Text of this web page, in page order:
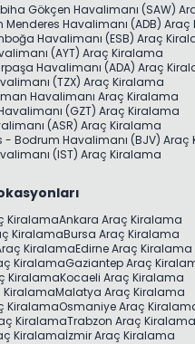
Gökçen Havalimanı (SAW)
Menderes Havalimanı (ADB)
Havalimanı (ESB) Araç
(AYT) Araç Kiralama
Havalimanı (ADA) Araç
(TZX) Araç Kiralama
Havalimanı Araç Kiralama
(GZT) Araç Kiralama
(ASR) Araç Kiralama
- Bodrum Havalimanı (BJV) Araç
(IST) Araç Kiralama
KiralamaAnkara Araç Kiralama
KiralamaBursa Araç Kiralama
KiralamaEdirne Araç Kiralama
KiralamaGaziantep Araç
KiralamaKocaeli Araç Kiralama
KiralamaMalatya Araç Kiralama
KiralamaOsmaniye Araç
KiralamaTrabzon Araç Kiralama
Kiralamaİzmir Araç Kiralama